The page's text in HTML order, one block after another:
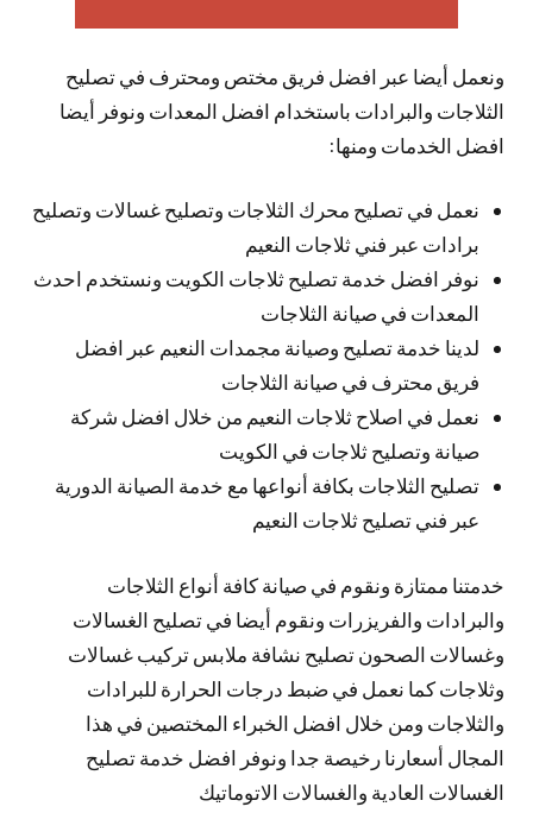
ونعمل أيضا عبر افضل فريق مختص ومحترف في تصليح
الثلاجات والبرادات باستخدام افضل المعدات ونوفر أيضا
افضل الخدمات ومنها:
نعمل في تصليح محرك الثلاجات وتصليح غسالات وتصليح
برادات عبر فني ثلاجات النعيم
نوفر افضل خدمة تصليح ثلاجات الكويت ونستخدم احدث
المعدات في صيانة الثلاجات
لدينا خدمة تصليح وصيانة مجمدات النعيم عبر افضل
فريق محترف في صيانة الثلاجات
نعمل في اصلاح ثلاجات النعيم من خلال افضل شركة
صيانة وتصليح ثلاجات في الكويت
تصليح الثلاجات بكافة أنواعها مع خدمة الصيانة الدورية
عبر فني تصليح ثلاجات النعيم
خدمتنا ممتازة ونقوم في صيانة كافة أنواع الثلاجات
والبرادات والفريزرات ونقوم أيضا في تصليح الغسالات
وغسالات الصحون تصليح نشافة ملابس تركيب غسالات
وثلاجات كما نعمل في ضبط درجات الحرارة للبرادات
والثلاجات ومن خلال افضل الخبراء المختصين في هذا
المجال أسعارنا رخيصة جدا ونوفر افضل خدمة تصليح
الغسالات العادية والغسالات الاتوماتيك